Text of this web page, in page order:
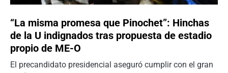
“La misma promesa que Pinochet”: Hinchas
de la U indignados tras propuesta de estadio
propio de ME-O
El precandidato presidencial aseguró cumplir con el gran